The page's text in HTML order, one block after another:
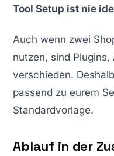
Tool Setup ist nie
Auch wenn zwei
nutzen, sind Plugins,
verschieden.
passend zu eurem
Standardvorlage.
Ablauf in der